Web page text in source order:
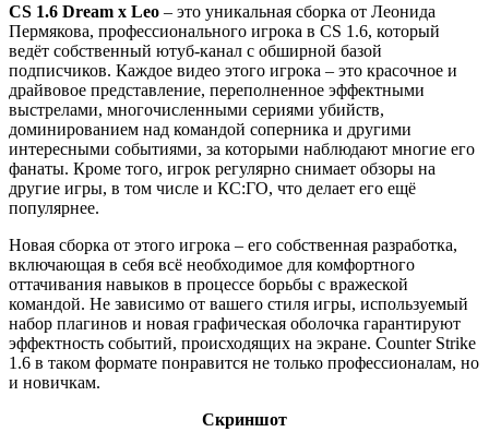
CS 1.6 Dream x Leo – это уникальная сборка от Леонида
Пермякова, профессионального игрока в CS 1.6, который
ведёт собственный ютуб-канал с обширной базой
подписчиков. Каждое видео этого игрока – это красочное и
драйвовое представление, переполненное эффектными
выстрелами, многочисленными сериями убийств,
доминированием над командой соперника и другими
интересными событиями, за которыми наблюдают многие его
фанаты. Кроме того, игрок регулярно снимает обзоры на
другие игры, в том числе и КС:ГО, что делает его ещё
популярнее.
Новая сборка от этого игрока – его собственная разработка,
включающая в себя всё необходимое для комфортного
оттачивания навыков в процессе борьбы с вражеской
командой. Не зависимо от вашего стиля игры, используемый
набор плагинов и новая графическая оболочка гарантируют
эффектность событий, происходящих на экране. Counter Strike
1.6 в таком формате понравится не только профессионалам, но
и новичкам.
Скриншот